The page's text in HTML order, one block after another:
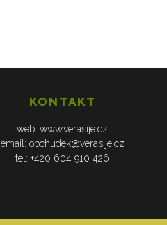
KONTAKT
web: www.verasije.cz
email: obchudek@verasije.cz
tel: +420 604 910 426